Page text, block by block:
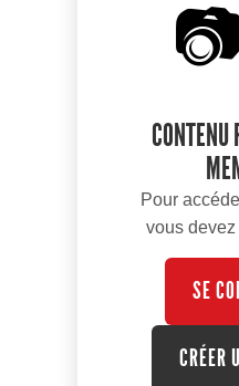
CONTENU
Pour
vous
SE
CRÉER